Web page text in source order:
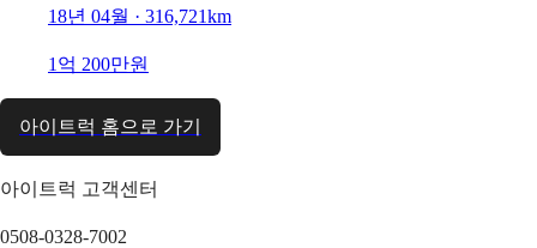
18년 04월 · 316,721km
1억 200만원
아이트럭 홈으로 가기
아이트럭 고객센터
0508-0328-7002